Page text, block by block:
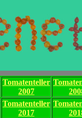
Tomatenteller
2007
Tomatenteller
2017